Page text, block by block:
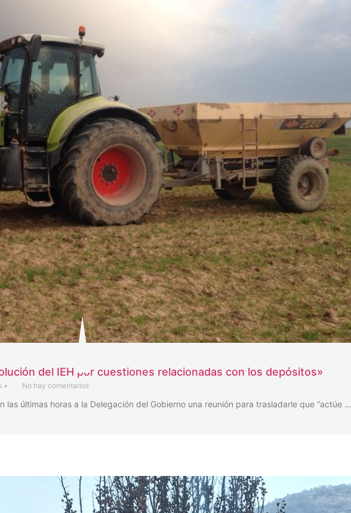
del IEH por cuestiones relacionadas con los depósitos»
• No hay comentarios
las últimas horas a la Delegación del Gobierno una reunión para trasladarle que “actúe …